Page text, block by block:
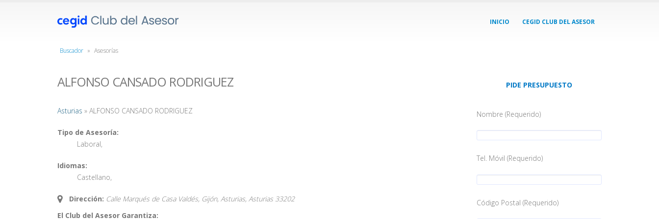
INICIO CEGID CLUB DEL ASESOR
Buscador » Asesorías
ALFONSO CANSADO RODRIGUEZ
Asturias » ALFONSO CANSADO RODRIGUEZ
Tipo de Asesoría:
Laboral,
Idiomas:
Castellano,
Dirección: Calle Marqués de Casa Valdés, Gijón, Asturias, Asturias 33202
El Club del Asesor Garantiza:
PIDE PRESUPUESTO
Nombre (Requerido)
Tel. Móvil (Requerido)
Código Postal (Requerido)